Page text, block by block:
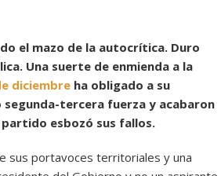
el mazo de la autocrítica. Duro
Una suerte de enmienda a la
diciembre ha obligado a su
segunda-tercera fuerza y acabaron
esbozó sus fallos.
sus portavoces territoriales y una